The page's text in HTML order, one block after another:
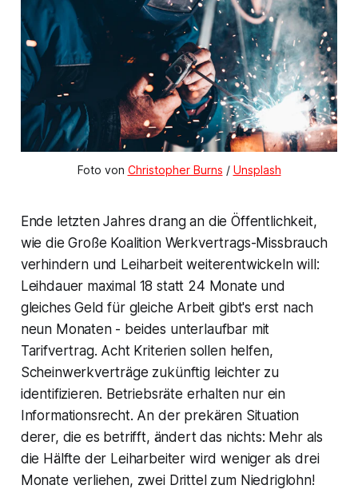
Foto von Christopher Burns / Unsplash
Ende letzten Jahres drang an die Öffentlichkeit,
wie die Große Koalition Werkvertrags-Missbrauch
verhindern und Leiharbeit weiterentwickeln will:
Leihdauer maximal 18 statt 24 Monate und
gleiches Geld für gleiche Arbeit gibt's erst nach
neun Monaten - beides unterlaufbar mit
Tarifvertrag. Acht Kriterien sollen helfen,
Scheinwerkverträge zukünftig leichter zu
identifizieren. Betriebsräte erhalten nur ein
Informationsrecht. An der prekären Situation
derer, die es betrifft, ändert das nichts: Mehr als
die Hälfte der Leiharbeiter wird weniger als drei
Monate verliehen, zwei Drittel zum Niedriglohn!